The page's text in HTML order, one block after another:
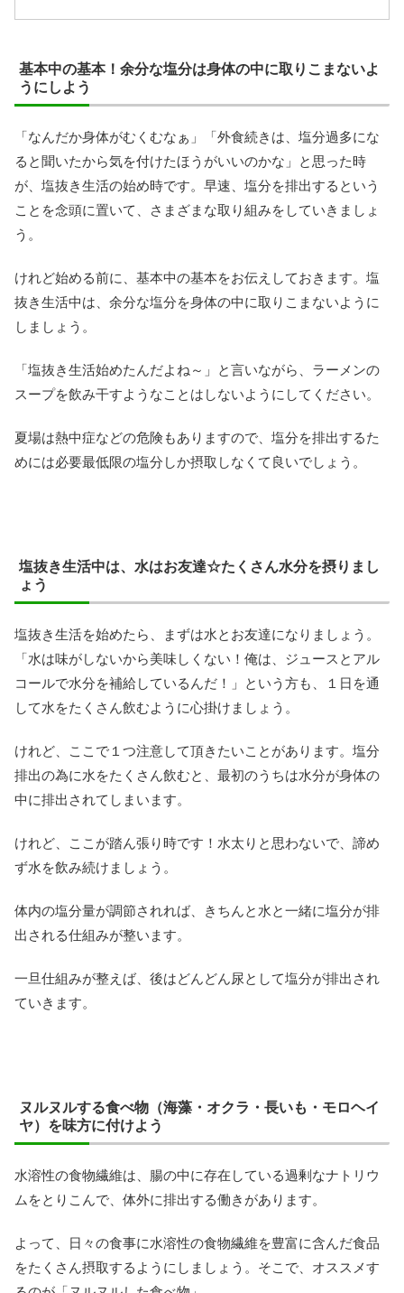
基本中の基本！余分な塩分は身体の中に取りこまないよ
うにしよう
「なんだか身体がむくむなぁ」「外食続きは、塩分過多にな
ると聞いたから気を付けたほうがいいのかな」と思った時
が、塩抜き生活の始め時です。早速、塩分を排出するという
ことを念頭に置いて、さまざまな取り組みをしていきましょ
う。
けれど始める前に、基本中の基本をお伝えしておきます。塩
抜き生活中は、余分な塩分を身体の中に取りこまないように
しましょう。
「塩抜き生活始めたんだよね～」と言いながら、ラーメンの
スープを飲み干すようなことはしないようにしてください。
夏場は熱中症などの危険もありますので、塩分を排出するた
めには必要最低限の塩分しか摂取しなくて良いでしょう。
塩抜き生活中は、水はお友達☆たくさん水分を摂りまし
ょう
塩抜き生活を始めたら、まずは水とお友達になりましょう。
「水は味がしないから美味しくない！俺は、ジュースとアル
コールで水分を補給しているんだ！」という方も、１日を通
して水をたくさん飲むように心掛けましょう。
けれど、ここで１つ注意して頂きたいことがあります。塩分
排出の為に水をたくさん飲むと、最初のうちは水分が身体の
中に排出されてしまいます。
けれど、ここが踏ん張り時です！水太りと思わないで、諦め
ず水を飲み続けましょう。
体内の塩分量が調節されれば、きちんと水と一緒に塩分が排
出される仕組みが整います。
一旦仕組みが整えば、後はどんどん尿として塩分が排出され
ていきます。
ヌルヌルする食べ物（海藻・オクラ・長いも・モロヘイ
ヤ）を味方に付けよう
水溶性の食物繊維は、腸の中に存在している過剰なナトリウ
ムをとりこんで、体外に排出する働きがあります。
よって、日々の食事に水溶性の食物繊維を豊富に含んだ食品
をたくさん摂取するようにしましょう。そこで、オススメす